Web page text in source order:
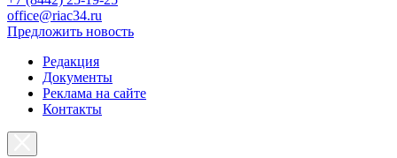
office@riac34.ru
Предложить новость
Редакция
Документы
Реклама на сайте
Контакты